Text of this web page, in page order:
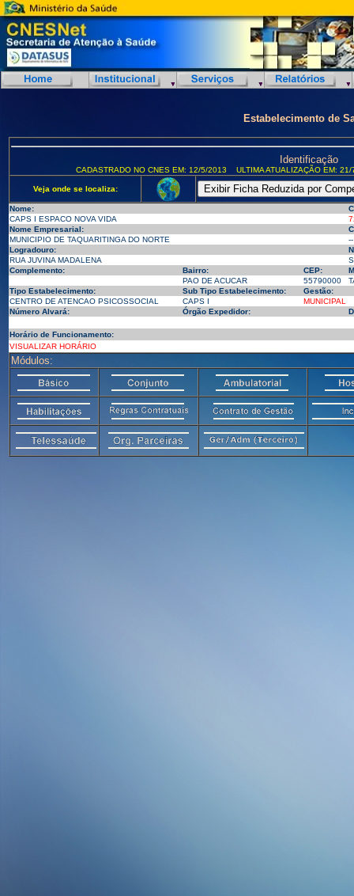
Estabelecimento de
Identificação
CADASTRADO NO CNES EM: 12/5/2013 ULTIMA ATUALIZAÇÃO EM:
Veja onde se localiza:
Nome:
CAPS I ESPACO NOVA VIDA
Nome Empresarial:
MUNICIPIO DE TAQUARITINGA DO NORTE
--
Logradouro:
RUA JUVINA MADALENA
Complemento:
Bairro: CEP:
PAO DE ACUCAR
55790000
Tipo Estabelecimento:
Sub Tipo Estabelecimento:
Gestão:
CENTRO DE ATENCAO PSICOSSOCIAL
CAPS I
MUNICIPAL
Número Alvará:
Órgão Expedidor:
Horário de Funcionamento:
VISUALIZAR HORÁRIO
Módulos: